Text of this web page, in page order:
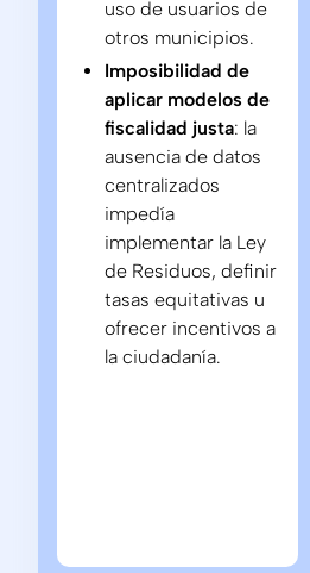
uso de usuarios de
otros municipios.
Imposibilidad de
aplicar modelos de
fiscalidad justa: la
ausencia de datos
centralizados
impedía
implementar la Ley
de Residuos, definir
tasas equitativas u
ofrecer incentivos a
la ciudadanía.